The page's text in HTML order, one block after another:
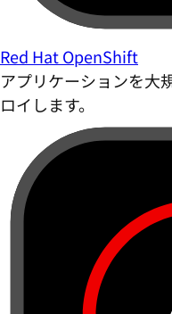
Red Hat OpenShift
アプリケーションを大
ロイします。